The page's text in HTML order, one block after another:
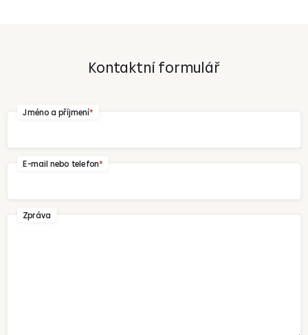
Kontaktní formulář
Jméno a příjmení
E-mail nebo telefon
Zpráva